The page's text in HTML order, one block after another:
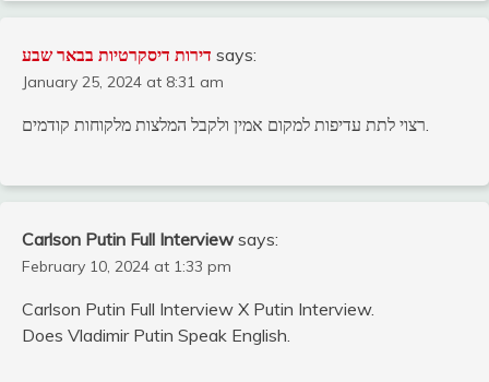
דירות דיסקרטיות בבאר שבע says:
January 25, 2024 at 8:31 am
רצוי לתת עדיפות למקום אמין ולקבל המלצות מלקוחות קודמים.
Carlson Putin Full Interview says:
February 10, 2024 at 1:33 pm
Carlson Putin Full Interview X Putin Interview.
Does Vladimir Putin Speak English.